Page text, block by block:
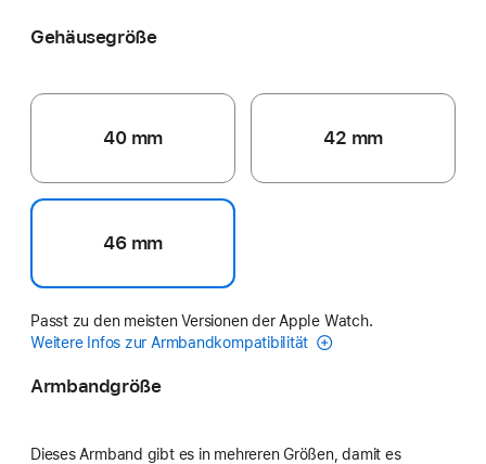
Gehäusegröße
40 mm 42 mm
46 mm
Passt zu den meisten Versionen der Apple Watch.
Weitere Infos zur Armbandkompatibilität
Armbandgröße
Dieses Armband gibt es in mehreren Größen, damit es